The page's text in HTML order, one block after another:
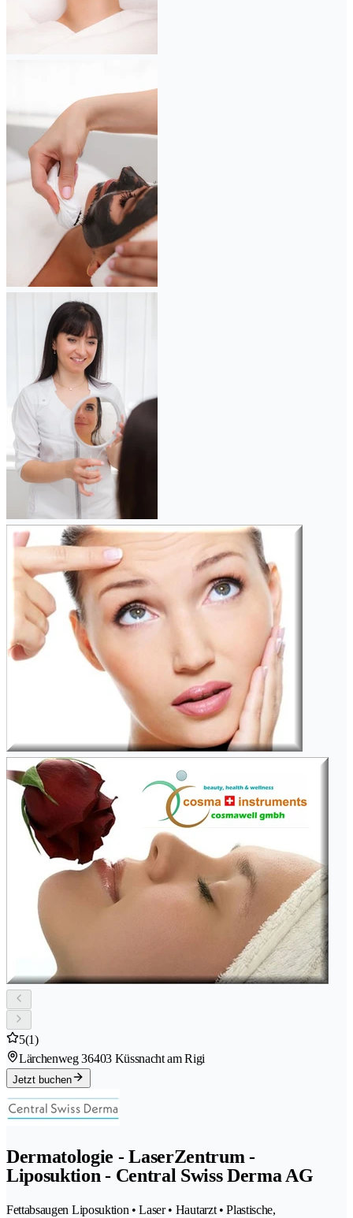
5(1)
Lärchenweg 36403 Küssnacht am Rigi
Jetzt buchen
Dermatologie - LaserZentrum -
Liposuktion - Central Swiss Derma AG
Fettabsaugen Liposuktion • Laser • Hautarzt • Plastische,